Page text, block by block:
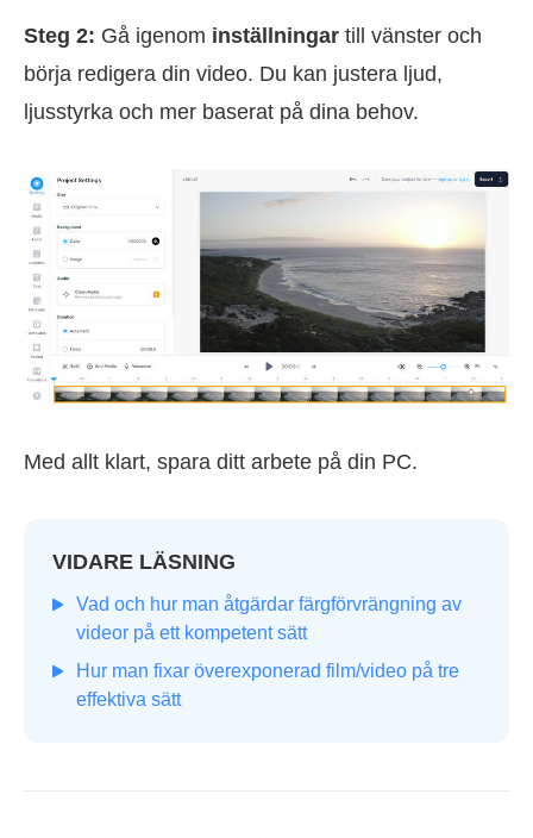
Steg 2: Gå igenom inställningar till vänster och
börja redigera din video. Du kan justera ljud,
ljusstyrka och mer baserat på dina behov.
Med allt klart, spara ditt arbete på din PC.
VIDARE LÄSNING
Vad och hur man åtgärdar färgförvrängning av
videor på ett kompetent sätt
Hur man fixar överexponerad film/video på tre
effektiva sätt